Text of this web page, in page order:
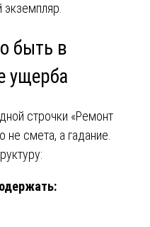
экземпляр.
быть в
ущерба
строчки «Ремонт
смета, а гадание.